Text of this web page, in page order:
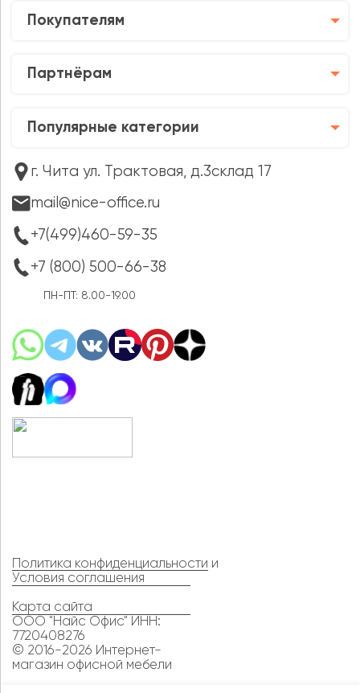
Покупателям
Партнёрам
Популярные категории
г. Чита ул. Трактовая, д.3склад 17
mail@nice-office.ru
+7(499)460-59-35
+7 (800) 500-66-38
ПН-ПТ: 8.00-19.00
Политика конфиденциальности и
Условия соглашения
Карта сайта
ООО "Найс Офис" ИНН:
7720408276
© 2016-2026 Интернет-
магазин офисной мебели